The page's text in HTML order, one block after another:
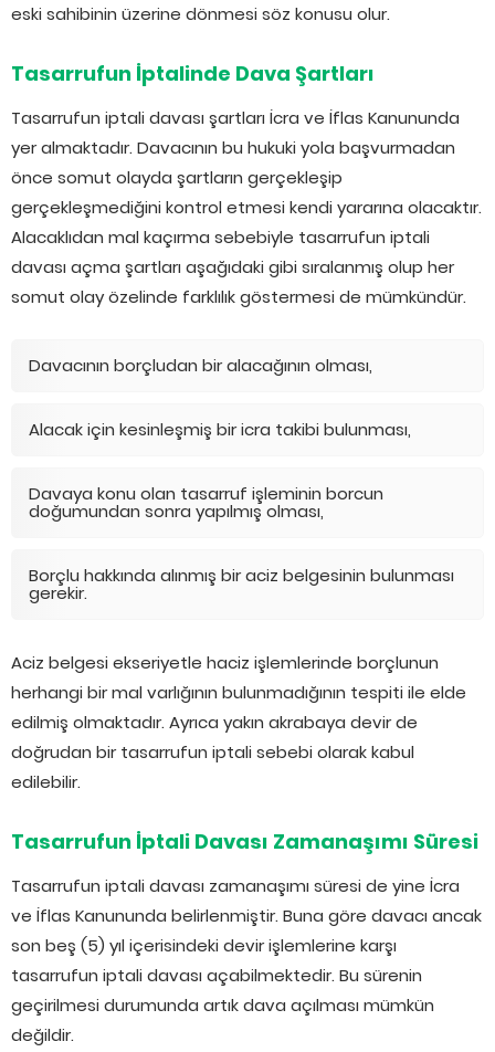
eski sahibinin üzerine dönmesi söz konusu olur.
Tasarrufun İptalinde Dava Şartları
Tasarrufun iptali davası şartları İcra ve İflas Kanununda
yer almaktadır. Davacının bu hukuki yola başvurmadan
önce somut olayda şartların gerçekleşip
gerçekleşmediğini kontrol etmesi kendi yararına olacaktır.
Alacaklıdan mal kaçırma sebebiyle tasarrufun iptali
davası açma şartları aşağıdaki gibi sıralanmış olup her
somut olay özelinde farklılık göstermesi de mümkündür.
Davacının borçludan bir alacağının olması,
Alacak için kesinleşmiş bir icra takibi bulunması,
Davaya konu olan tasarruf işleminin borcun
doğumundan sonra yapılmış olması,
Borçlu hakkında alınmış bir aciz belgesinin bulunması
gerekir.
Aciz belgesi ekseriyetle haciz işlemlerinde borçlunun
herhangi bir mal varlığının bulunmadığının tespiti ile elde
edilmiş olmaktadır. Ayrıca yakın akrabaya devir de
doğrudan bir tasarrufun iptali sebebi olarak kabul
edilebilir.
Tasarrufun İptali Davası Zamanaşımı Süresi
Tasarrufun iptali davası zamanaşımı süresi de yine İcra
ve İflas Kanununda belirlenmiştir. Buna göre davacı ancak
son beş (5) yıl içerisindeki devir işlemlerine karşı
tasarrufun iptali davası açabilmektedir. Bu sürenin
geçirilmesi durumunda artık dava açılması mümkün
değildir.